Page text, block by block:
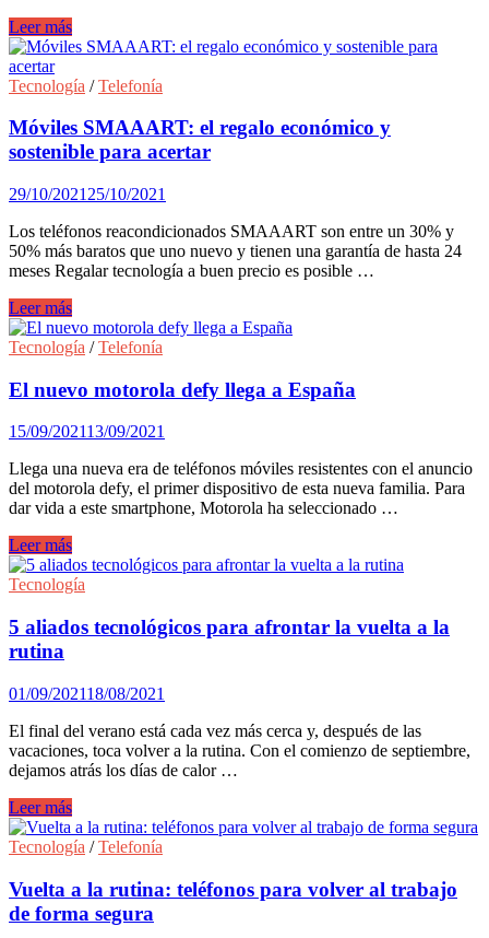
Cat®S53,
el
nuevo
smartphone
llega
acompañado
del
Cat
Q10.
Leer más
Tecnología /Telefonía
Móviles SMAAART: el regalo económico y
sostenible para acertar
29/10/2021 25/10/2021
Los teléfonos reacondicionados SMAAART son entre un 30% y
50% más baratos que uno nuevo y tienen una garantía de hasta 24
meses Regalar tecnología a buen precio es posible …
Móviles
SMAAART:
el
económico
y
sostenible
para
acertar
Leer más
Tecnología /Telefonía
El nuevo motorola defy llega a España
15/09/202113/09/2021
Llega una nueva era de teléfonos móviles resistentes con el anuncio
del motorola defy, el primer dispositivo de esta nueva familia. Para
dar vida a este smartphone, Motorola ha seleccionado …
El
nuevo
motorola
llega
a
España
Leer más
Tecnología
5 aliados tecnológicos para afrontar la vuelta a la
rutina
01/09/202118/08/2021
El final del verano está cada vez más cerca y, después de las
vacaciones, toca volver a la rutina. Con el comienzo de septiembre,
dejamos atrás los días de calor …
5
aliados
tecnológicos
afrontar
la
vuelta
Leer más
Tecnología /Telefonía
Vuelta a la rutina: teléfonos para volver al trabajo
de forma segura